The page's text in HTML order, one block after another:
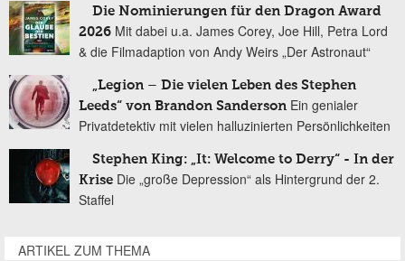
Die Nominierungen für den Dragon Award
2026 Mit dabei u.a. James Corey, Joe Hill, Petra Lord
& die Filmadaption von Andy Weirs „Der Astronaut“
„Legion – Die vielen Leben des Stephen
Leeds“ von Brandon Sanderson Ein genialer
Privatdetektiv mit vielen halluzinierten Persönlichkeiten
Stephen King: „It: Welcome to Derry“ - In der
Krise Die „große Depression“ als Hintergrund der 2.
Staffel
ARTIKEL ZUM THEMA